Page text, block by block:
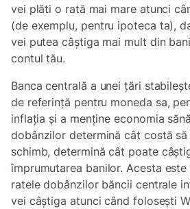
vei plăti o rată mai mare atunci
(de exemplu, pentru ipoteca ta),
vei putea câștiga mai mult din
contul tău.
Banca centrală a unei țări
de referință pentru moneda sa,
inflația și a menține economia
dobânzilor determină cât costă
schimb, determină cât poate
împrumutarea banilor. Acesta
ratele dobânzilor băncii centrale
vei câștiga atunci când folosești